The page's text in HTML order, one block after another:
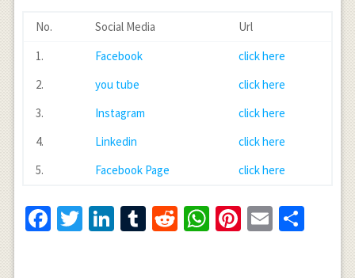
No. Social Media
Url
1.
Facebook
click here
2.
you tube
click here
3.
Instagram
click here
4.
Linkedin
click here
5.
Facebook Page click here
Facebook
Twitter
LinkedIn
Tumblr
RedditWhatsApp
Pinterest
Email